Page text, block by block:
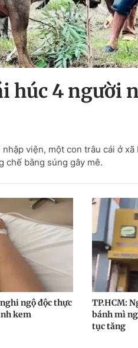
húc 4 người
viện, một con trâu cái ở xã
chế bằng súng gây mê.
ngộ độc thực
kem
TP.HCM:
bánh mì
tục tăng